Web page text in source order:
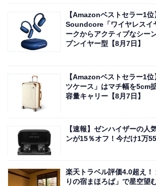
【Amazonベストセラー1
Soundcore「ワイヤレスイ
ークからアクティブなシー
プンイヤー型【8月7日】
【Amazonベストセラー1
ツケース」はマチ幅を5cm
容量キャリー【8月7日】
【速報】ゼンハイザーの人
ンが15％オフ！今だけ1万
楽天トラベル評価4.0超え！
りの宿まほろば」で星空望